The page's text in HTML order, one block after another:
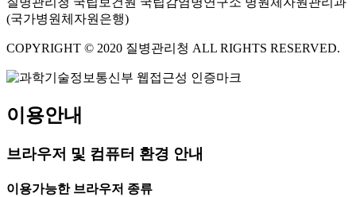
(국가병원체자원은행)
COPYRIGHT © 2020 질병관리청 ALL RIGHTS RESERVED.
이용안내
브라우저 및 컴퓨터 환경 안내
이용가능한 브라우저 종류